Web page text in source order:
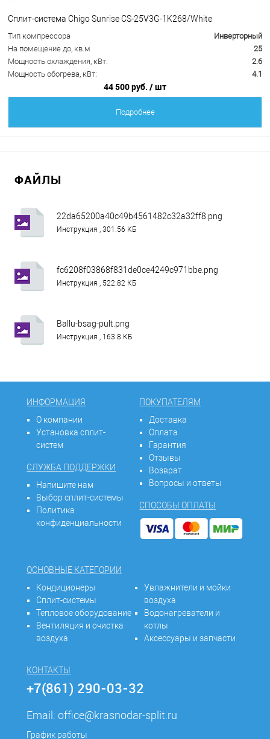
Сплит-система Chigo Sunrise CS-25V3G-1K268/White
Тип компрессора
Инверторный
На помещение до, кв.м
25
Мощность охлаждения, кВт:
2.6
Мощность обогрева, кВт:
4.1
44 500 руб. / шт
Подробнее
ФАЙЛЫ
22da65200a40c49b4561482c32a32ff8.png
Инструкция , 301.56 КБ
fc6208f03868f831de0ce4249c971bbe.png
Инструкция , 522.82 КБ
Ballu-bsag-pult.png
Инструкция , 163.8 КБ
ИНФОРМАЦИЯ
О компании
Установка сплит-
систем
СЛУЖБА ПОДДЕРЖКИ
Напишите нам
Выбор сплит-системы
Политика
конфиденциальности
ПОКУПАТЕЛЯМ
Доставка
Оплата
Гарантия
Отзывы
Возврат
Вопросы и ответы
СПОСОБЫ ОПЛАТЫ
ОСНОВНЫЕ КАТЕГОРИИ
Кондиционеры
Сплит-системы
Тепловое оборудование
Вентиляция и очистка
воздуха
Увлажнители и мойки
воздуха
Водонагреватели и
котлы
Аксессуары и запчасти
КОНТАКТЫ
+7(861) 290-03-32
Email:office@krasnodar-split.ru
График работы